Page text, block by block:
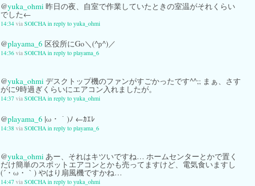
@yuka_ohmi 昨日の夜、自室で作業していたときの室温がそれくらい
でした←
14:34 via SOICHA in reply to yuka_ohmi
@playama_6 区役所にGo＼(^р^)／
14:36 via SOICHA in reply to playama_6
@yuka_ohmi デスクトップ機のファンがすごかったです^^;; まぁ、さす
がに9時過ぎくらいにエアコン入れましたが。
14:37 via SOICHA in reply to yuka_ohmi
@playama_6 |ω・｀)ﾉ ←ｶｴﾚ
14:38 via SOICHA in reply to playama_6
@yuka_ohmi あー、それはキツいですね… ホームセンターとかで置く
だけ簡単のスポットエアコンとかも売ってますけど、電気食いますし
(´・ω・｀) やはり扇風機ですかね…
14:47 via SOICHA in reply to yuka_ohmi